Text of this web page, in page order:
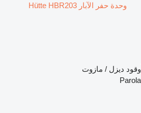
وحدة حفر الآبار Hütte HBR203
وقود ديزل / مازوت